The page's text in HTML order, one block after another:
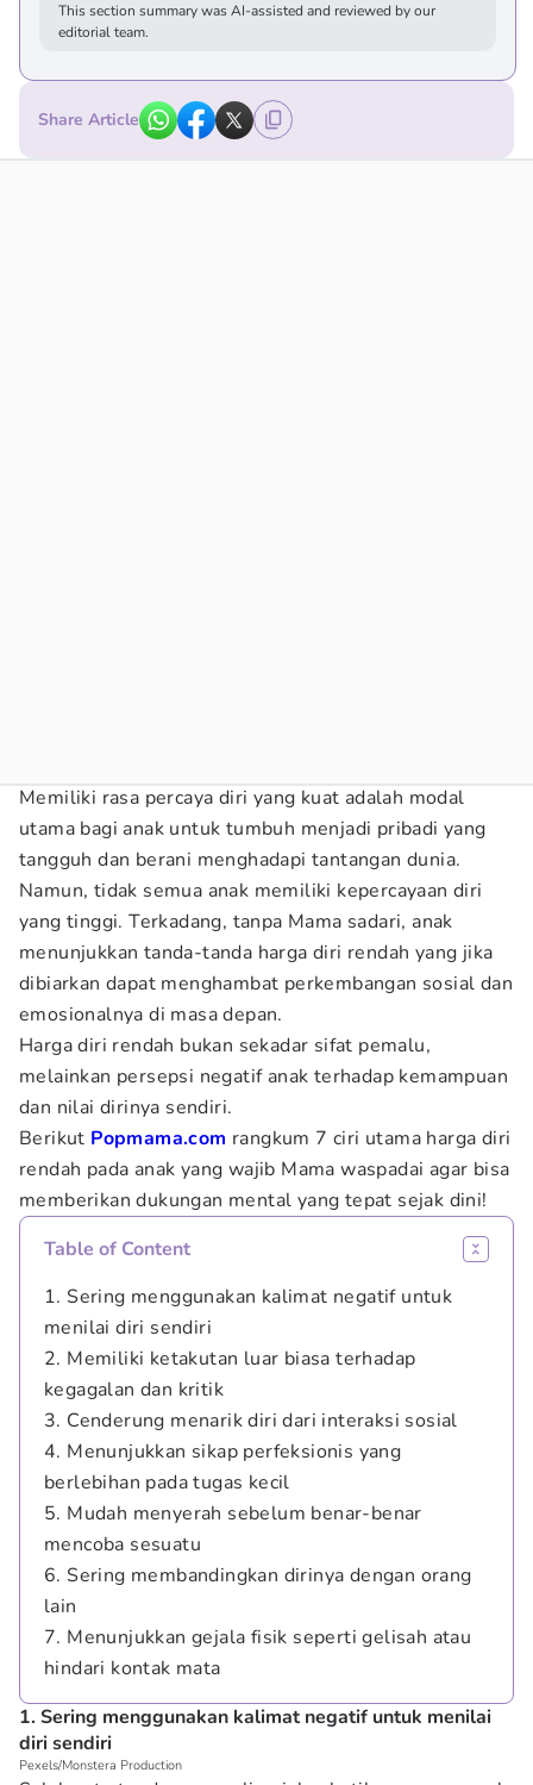
This section summary was AI-assisted and reviewed by our
editorial team.
Share Article
Memiliki rasa percaya diri yang kuat adalah modal
utama bagi anak untuk tumbuh menjadi pribadi yang
tangguh dan berani menghadapi tantangan dunia.
Namun, tidak semua anak memiliki kepercayaan diri
yang tinggi. Terkadang, tanpa Mama sadari, anak
menunjukkan tanda-tanda harga diri rendah yang jika
dibiarkan dapat menghambat perkembangan sosial dan
emosionalnya di masa depan.
Harga diri rendah bukan sekadar sifat pemalu,
melainkan persepsi negatif anak terhadap kemampuan
dan nilai dirinya sendiri.
Berikut Popmama.com rangkum 7 ciri utama harga diri
rendah pada anak yang wajib Mama waspadai agar bisa
memberikan dukungan mental yang tepat sejak dini!
Table of Content
1. Sering menggunakan kalimat negatif untuk
menilai diri sendiri
2. Memiliki ketakutan luar biasa terhadap
kegagalan dan kritik
3. Cenderung menarik diri dari interaksi sosial
4. Menunjukkan sikap perfeksionis yang
berlebihan pada tugas kecil
5. Mudah menyerah sebelum benar-benar
mencoba sesuatu
6. Sering membandingkan dirinya dengan orang
lain
7. Menunjukkan gejala fisik seperti gelisah atau
hindari kontak mata
1. Sering menggunakan kalimat negatif untuk menilai
diri sendiri
Pexels/Monstera Production